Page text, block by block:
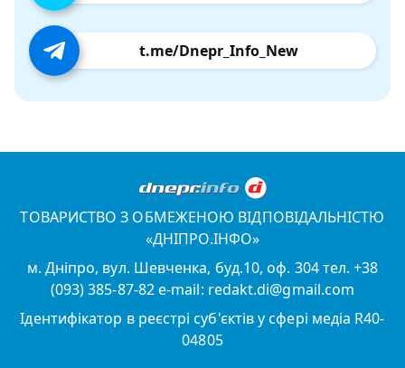
t.me/Dnepr_Info_New
ТОВАРИСТВО З ОБМЕЖЕНОЮ ВІДПОВІДАЛЬНІСТЮ
«ДНІПРО.ІНФО»
м. Дніпро, вул. Шевченка, буд.10, оф. 304 тел. +38
(093) 385-87-82 e-mail: redakt.di@gmail.com
Ідентифікатор в реєстрі суб'єктів у сфері медіа R40-
04805